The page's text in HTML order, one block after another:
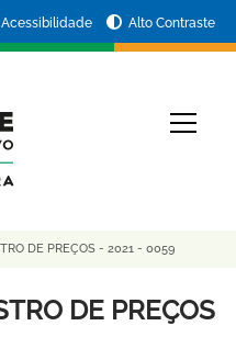
Acessibilidade Alto Contraste
DE PREÇOS - 2021 - 0059
DE PREÇOS